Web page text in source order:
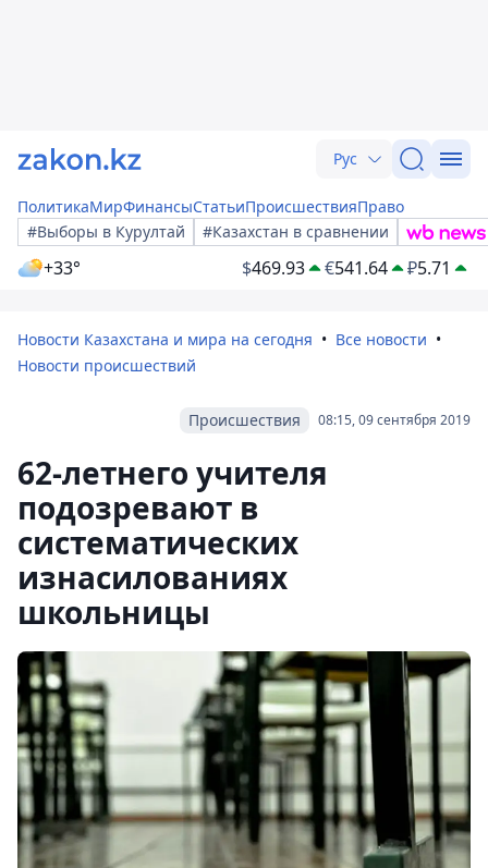
Рус
ПолитикаМирФинансыСтатьиПроисшествияПраво
#Выборы в Курултай
#Казахстан в сравнении
+33° $469.93 €541.64 ₽5.71
Новости Казахстана и мира на сегодня
Все новости
Новости происшествий
08:15, 09 сентября 2019
Происшествия
62-летнего учителя
подозревают в
систематических
изнасилованиях
школьницы